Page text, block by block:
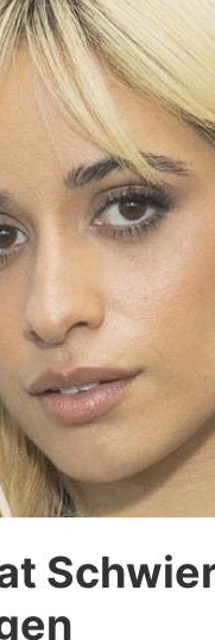
Lifestyle
Familie & Liebe
Promiflash Exklusiv
auf Promiflash
Jobs
App runterladen
Team
Richtlinien
Impressum
Utiq verwalten